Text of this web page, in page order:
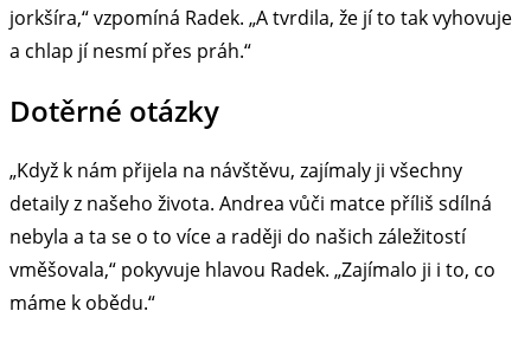
jorkšíra,“ vzpomíná Radek. „A tvrdila, že jí to tak vyhovuje
a chlap jí nesmí přes práh.“
Dotěrné otázky
„Když k nám přijela na návštěvu, zajímaly ji všechny
detaily z našeho života. Andrea vůči matce příliš sdílná
nebyla a ta se o to více a raději do našich záležitostí
vměšovala,“ pokyvuje hlavou Radek. „Zajímalo ji i to, co
máme k obědu.“